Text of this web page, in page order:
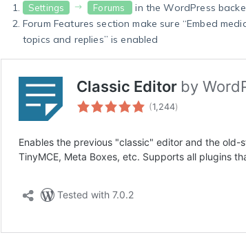
Settings Forums
in the WordPress
Forum Features section make sure “Embed
topics and replies” is enabled